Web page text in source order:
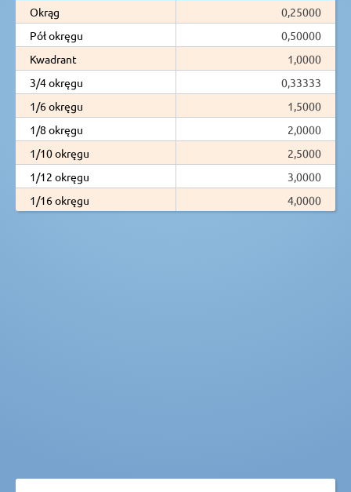
Okrąg
0,25000
Pół okręgu
0,50000
Kwadrant
1,0000
3/4 okręgu
0,33333
1/6 okręgu
1,5000
1/8 okręgu
2,0000
1/10 okręgu
2,5000
1/12 okręgu
3,0000
1/16 okręgu
4,0000